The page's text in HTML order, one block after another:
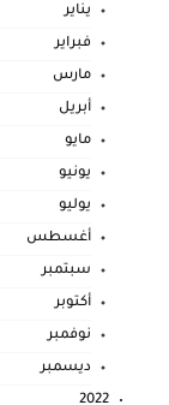
يناير
فبراير
مارس
أبريل
مايو
يونيو
يوليو
أغسطس
سبتمبر
أكتوبر
نوفمبر
ديسمبر
2022